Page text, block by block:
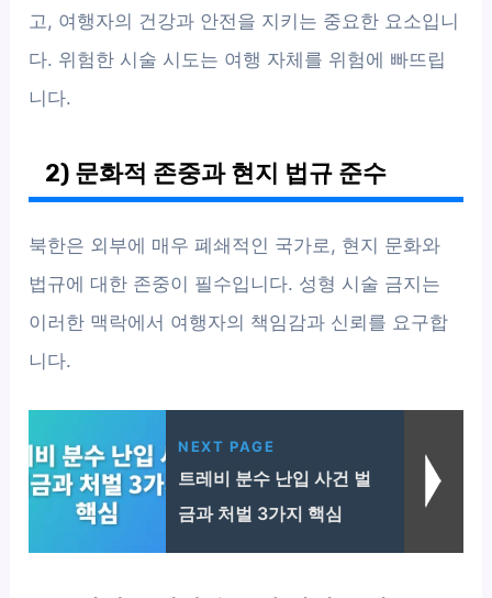
고, 여행자의 건강과 안전을 지키는 중요한 요소입니
다. 위험한 시술 시도는 여행 자체를 위험에 빠뜨립
니다.
2) 문화적 존중과 현지 법규 준수
북한은 외부에 매우 폐쇄적인 국가로, 현지 문화와
법규에 대한 존중이 필수입니다. 성형 시술 금지는
이러한 맥락에서 여행자의 책임감과 신뢰를 요구합
니다.
NEXT PAGE
트레비 분수 난입 사건 벌
금과 처벌 3가지 핵심